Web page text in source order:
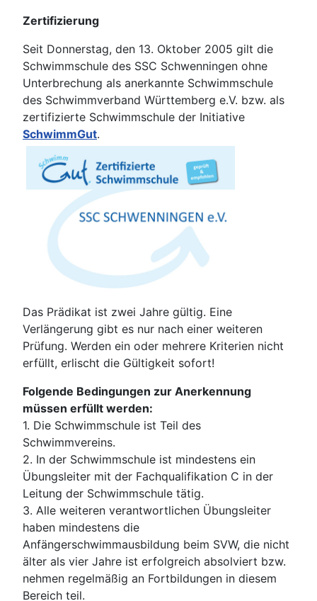
Zertifizierung
Seit Donnerstag, den 13. Oktober 2005 gilt die
Schwimmschule des SSC Schwenningen ohne
Unterbrechung als anerkannte Schwimmschule
des Schwimmverband Württemberg e.V. bzw. als
zertifizierte Schwimmschule der Initiative
SchwimmGut.
Das Prädikat ist zwei Jahre gültig. Eine
Verlängerung gibt es nur nach einer weiteren
Prüfung. Werden ein oder mehrere Kriterien nicht
erfüllt, erlischt die Gültigkeit sofort!
Folgende Bedingungen zur Anerkennung
müssen erfüllt werden:
1. Die Schwimmschule ist Teil des
Schwimmvereins.
2. In der Schwimmschule ist mindestens ein
Übungsleiter mit der Fachqualifikation C in der
Leitung der Schwimmschule tätig.
3. Alle weiteren verantwortlichen Übungsleiter
haben mindestens die
Anfängerschwimmausbildung beim SVW, die nicht
älter als vier Jahre ist erfolgreich absolviert bzw.
nehmen regelmäßig an Fortbildungen in diesem
Bereich teil.